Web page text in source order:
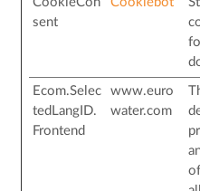
sent
Ecom.Selec
tedLangID.
Frontend
www.euro
water.com